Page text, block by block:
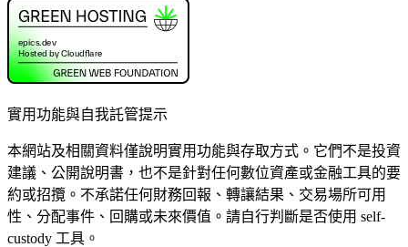
實用功能與自我託管提示
本網站及相關資料僅說明實用功能與存取方式。它們不是投資
建議、公開說明書，也不是針對任何數位資產或金融工具的要
約或招攬。不承諾任何財務回報、轉讓結果、交易場所可用
性、分配事件、回購或未來價值。請自行判斷是否使用 self-
custody 工具。